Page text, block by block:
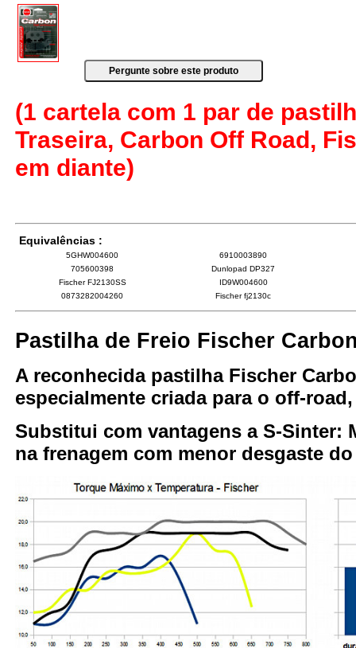
(1 cartela com 1 par de
Traseira, Carbon Off Road,
em diante)
Equivalências :
5GHW004600
6910003890
705600398
Dunlopad DP327
Fischer FJ2130SS
ID9W004600
0873282004260
Fischer fj2130c
Pastilha de Freio Fischer
A reconhecida pastilha Fischer
especialmente criada para o off-
Substitui com vantagens a S-Sinter:
na frenagem com menor desgaste